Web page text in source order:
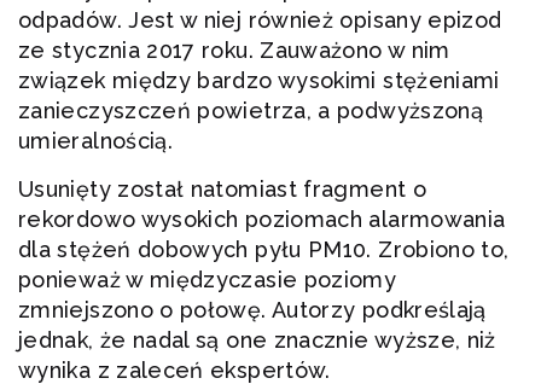
odpadów. Jest w niej również opisany epizod
ze stycznia 2017 roku. Zauważono w nim
związek między bardzo wysokimi stężeniami
zanieczyszczeń powietrza, a podwyższoną
umieralnością.
Usunięty został natomiast fragment o
rekordowo wysokich poziomach alarmowania
dla stężeń dobowych pyłu PM10. Zrobiono to,
ponieważ w międzyczasie poziomy
zmniejszono o połowę. Autorzy podkreślają
jednak, że nadal są one znacznie wyższe, niż
wynika z zaleceń ekspertów.